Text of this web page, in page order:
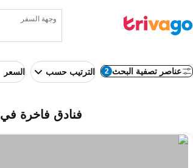
وجهة السفر
عناصر تصفية البحث 2 الترتيب حسب السعر
فنادق فاخرة في La Gi، فيتنام